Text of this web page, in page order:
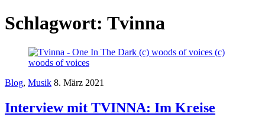
Schlagwort: Tvinna
Blog, Musik 8. März 2021
Interview mit TVINNA: Im Kreise